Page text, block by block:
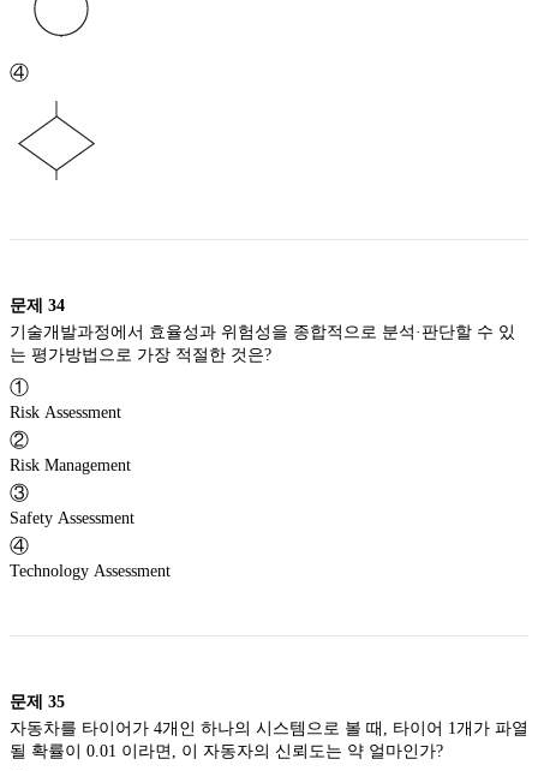
④
문제 34
기술개발과정에서 효율성과 위험성을 종합적으로 분석·판단할 수 있
는 평가방법으로 가장 적절한 것은?
①
Risk Assessment
②
Risk Management
③
Safety Assessment
④
Technology Assessment
문제 35
자동차를 타이어가 4개인 하나의 시스템으로 볼 때, 타이어 1개가 파열
될 확률이 0.01 이라면, 이 자동자의 신뢰도는 약 얼마인가?